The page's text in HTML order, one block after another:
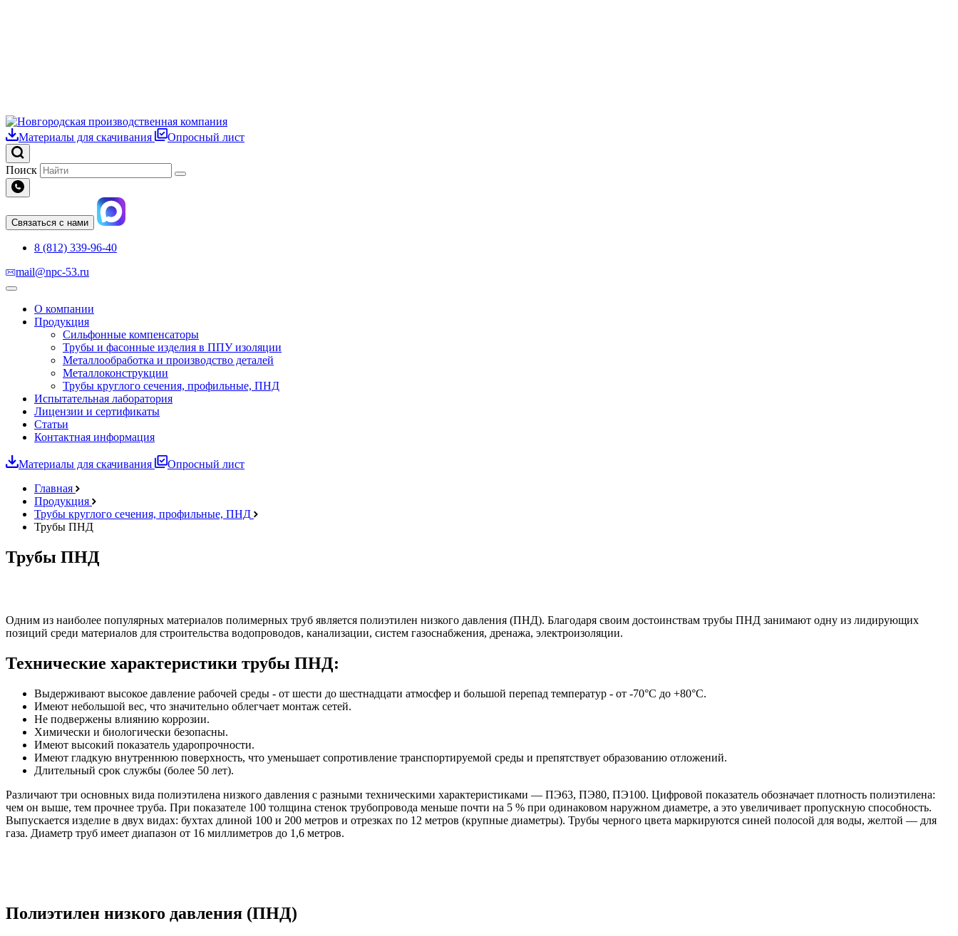
Материалы для скачивания Опросный лист
Поиск
Связаться с нами
8 (812) 339-96-40
mail@npc-53.ru
О компании
Продукция
Сильфонные компенсаторы
Трубы и фасонные изделия в ППУ изоляции
Металлообработка и производство деталей
Металлоконструкции
Трубы круглого сечения, профильные, ПНД
Испытательная лаборатория
Лицензии и сертификаты
Статьи
Контактная информация
Материалы для скачивания
Опросный лист
Главная
Продукция
Трубы круглого сечения, профильные, ПНД
Трубы ПНД
Трубы ПНД
Одним из наиболее популярных материалов полимерных труб является полиэтилен низкого давления (ПНД). Благодаря своим достоинствам трубы ПНД занимают одну из лидирующих
позиций среди материалов для строительства водопроводов, канализации, систем газоснабжения, дренажа, электроизоляции.
Технические характеристики трубы ПНД:
Выдерживают высокое давление рабочей среды - от шести до шестнадцати атмосфер и большой перепад температур - от -70°С до +80°С.
Имеют небольшой вес, что значительно облегчает монтаж сетей.
Не подвержены влиянию коррозии.
Химически и биологически безопасны.
Имеют высокий показатель ударопрочности.
Имеют гладкую внутреннюю поверхность, что уменьшает сопротивление транспортируемой среды и препятствует образованию отложений.
Длительный срок службы (более 50 лет).
Различают три основных вида полиэтилена низкого давления с разными техническими характеристиками — ПЭ63, ПЭ80, ПЭ100. Цифровой показатель обозначает плотность полиэтилена:
чем он выше, тем прочнее труба. При показателе 100 толщина стенок трубопровода меньше почти на 5 % при одинаковом наружном диаметре, а это увеличивает пропускную способность.
Выпускается изделие в двух видах: бухтах длиной 100 и 200 метров и отрезках по 12 метров (крупные диаметры). Трубы черного цвета маркируются синей полосой для воды, желтой — для
газа. Диаметр труб имеет диапазон от 16 миллиметров до 1,6 метров.
Полиэтилен низкого давления (ПНД)